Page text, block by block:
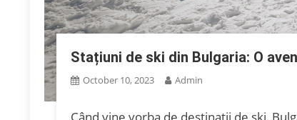
Stațiuni de ski din Bulgaria: O
October 10, 2023 Admin
Când vine vorba de destinații de ski,